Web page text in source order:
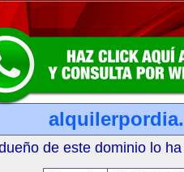
de este dominio lo